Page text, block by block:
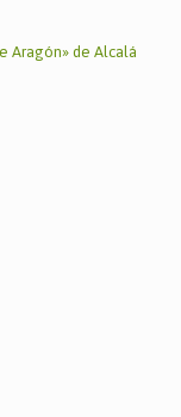
Aragón» de Alcalá